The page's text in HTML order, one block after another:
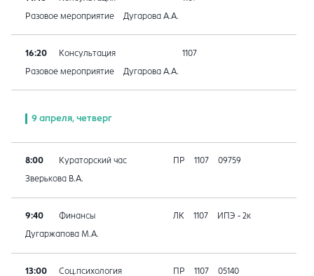
Разовое мероприятие Дугарова А.А.
16:20 Консультация 1107
Разовое мероприятие Дугарова А.А.
9 апреля, четверг
8:00 Кураторский час ПР 1107 09759
Зверькова В.А.
9:40 Финансы ЛК 1107 ИПЭ - 2к
Дугаржапова М.А.
13:00 Соц.психология ПР 1107 05140